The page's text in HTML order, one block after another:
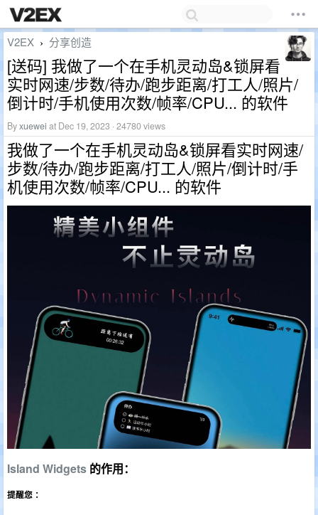
V2EX › 分享创造
[送码] 我做了一个在手机灵动岛&锁屏看
实时网速/步数/待办/跑步距离/打工人/照片/
倒计时/手机使用次数/帧率/CPU... 的软件
Byxuewei at Dec 19, 2023 · 24780 views
我做了一个在手机灵动岛&锁屏看实时网速/
步数/待办/跑步距离/打工人/照片/倒计时/手
机使用次数/帧率/CPU... 的软件
Island Widgets 的作用：
提醒您 ：